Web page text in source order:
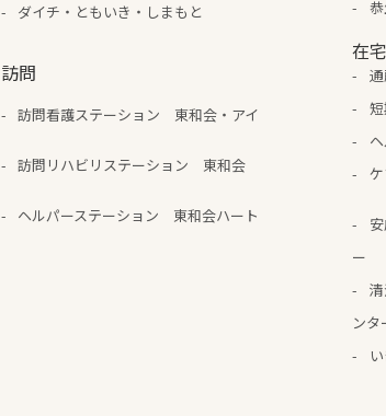
ダイチ・ともいき・しまもと
訪問
訪問看護ステーション 東和会・アイ
訪問リハビリステーション 東和会
ヘルパーステーション 東和会ハート
在
ー
ンタ